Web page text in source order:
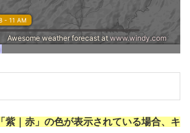
「紫｜赤」の色が表示されている場合、キ